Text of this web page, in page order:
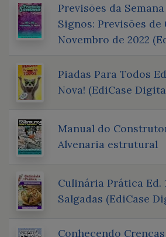
Previsões da Semana
Signos: Previsões de
Novembro de 2022
Piadas Para Todos
Nova! (EdiCase
Manual do
Alvenaria estrutural
Culinária Prática Ed.
Salgadas (EdiCase
Conhecendo